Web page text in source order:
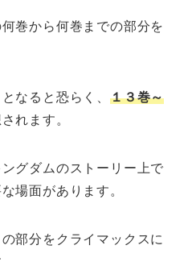
巻から何巻までの部分を
なると恐らく、 １３巻～
れます。
グダムのストーリー上で
場面があります。
部分をクライマックスに